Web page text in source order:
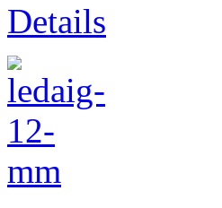
Details